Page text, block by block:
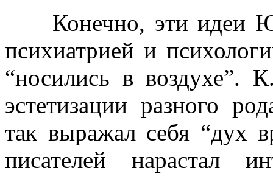
Конечно, эти идеи
психиатрией и
“носились в воздухе”.
эстетизации разного
так выражал себя “дух
писателей нарастал